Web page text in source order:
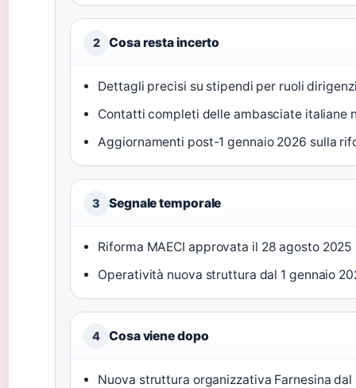
2 Cosa resta incerto
Dettagli precisi su stipendi per ruoli
Contatti completi delle ambasciate italiane
Aggiornamenti post-1 gennaio 2026 sulla
3 Segnale temporale
Riforma MAECI approvata il 28 agosto 2025
Operatività nuova struttura dal 1 gennaio
4 Cosa viene dopo
Nuova struttura organizzativa Farnesina dal